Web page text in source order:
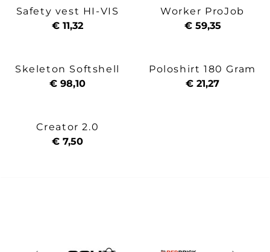
Safety vest HI-VIS
€ 11,32
Worker ProJob
€ 59,35
Skeleton Softshell
€ 98,10
Poloshirt 180 Gram
€ 21,27
Creator 2.0
€ 7,50